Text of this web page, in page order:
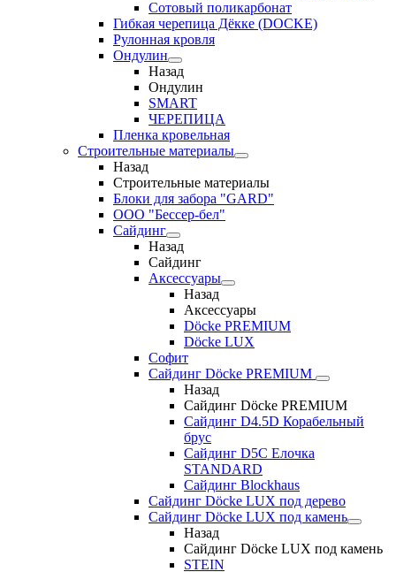
Сотовый поликарбонат
Гибкая черепица Дёкке (DOCKE)
Рулонная кровля
Ондулин
Назад
Ондулин
SMART
ЧЕРЕПИЦА
Пленка кровельная
Строительные материалы
Назад
Строительные материалы
Блоки для забора "GARD"
ООО "Бессер-бел"
Сайдинг
Назад
Сайдинг
Аксессуары
Назад
Аксессуары
Döcke PREMIUM
Döcke LUX
Софит
Сайдинг Döcke PREMIUM
Назад
Сайдинг Döcke PREMIUM
Сайдинг D4.5D Корабельный
брус
Сайдинг D5С Елочка
STANDARD
Сайдинг Blockhaus
Сайдинг Döcke LUX под дерево
Сайдинг Döcke LUX под камень
Назад
Сайдинг Döcke LUX под камень
STEIN